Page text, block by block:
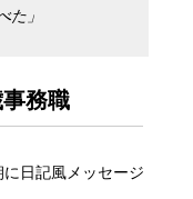
た」
務職
日記風メッセージ